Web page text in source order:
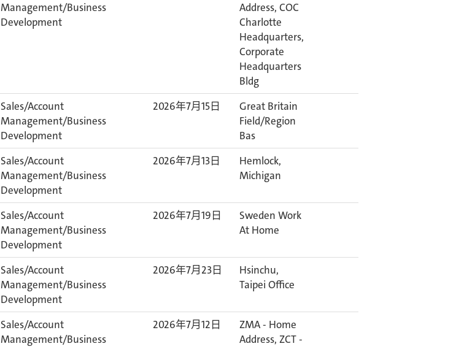
Management/Business
Development
Address, COC
Charlotte
Headquarters,
Corporate
Headquarters
Bldg
Sales/Account
Management/Business
Development
2026年7月15日
Great Britain
Field/Region
Bas
Sales/Account
Management/Business
Development
2026年7月13日
Hemlock,
Michigan
Sales/Account
Management/Business
Development
2026年7月19日
Sweden Work
At Home
Sales/Account
Management/Business
Development
2026年7月23日
Hsinchu,
Taipei Office
Sales/Account
Management/Business
2026年7月12日
ZMA - Home
Address, ZCT -